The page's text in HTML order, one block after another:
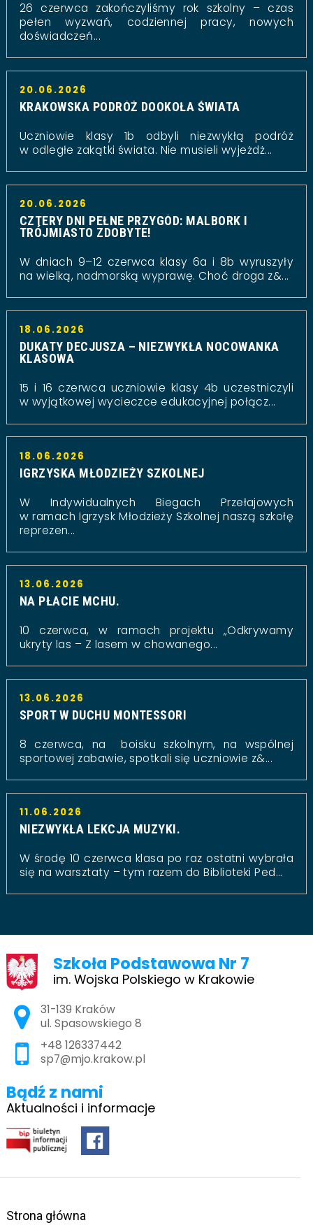
26 czerwca zakończyliśmy rok szkolny – czas
pełen wyzwań, codziennej pracy, nowych
doświadczeń...
20.06.2026
KRAKOWSKA PODRÓŻ DOOKOŁA ŚWIATA
Uczniowie klasy 1b odbyli niezwykłą podróż
w odległe zakątki świata. Nie musieli wyjeżdż...
20.06.2026
CZTERY DNI PEŁNE PRZYGÓD: MALBORK I
TRÓJMIASTO ZDOBYTE!
W dniach 9–12 czerwca klasy 6a i 8b wyruszyły
na wielką, nadmorską wyprawę. Choć droga z&...
18.06.2026
DUKATY DECJUSZA – NIEZWYKŁA NOCOWANKA
KLASOWA
15 i 16 czerwca uczniowie klasy 4b uczestniczyli
w wyjątkowej wycieczce edukacyjnej połącz...
18.06.2026
IGRZYSKA MŁODZIEŻY SZKOLNEJ
W Indywidualnych Biegach Przełajowych
w ramach Igrzysk Młodzieży Szkolnej naszą szkołę
reprezen...
13.06.2026
NA PŁACIE MCHU.
10 czerwca, w ramach projektu „Odkrywamy
ukryty las – Z lasem w chowanego...
13.06.2026
SPORT W DUCHU MONTESSORI
8 czerwca, na boisku szkolnym, na wspólnej
sportowej zabawie, spotkali się uczniowie z&...
11.06.2026
NIEZWYKŁA LEKCJA MUZYKI.
W środę 10 czerwca klasa po raz ostatni wybrała
się na warsztaty – tym razem do Biblioteki Ped...
Szkoła Podstawowa Nr 7
im. Wojska Polskiego w Krakowie
Adres pocztowy:
31-139 Kraków
ul. Spasowskiego 8
+48 126337442
sp7@mjo.krakow.pl
Bądź z nami
Aktualności i informacje
Strona główna